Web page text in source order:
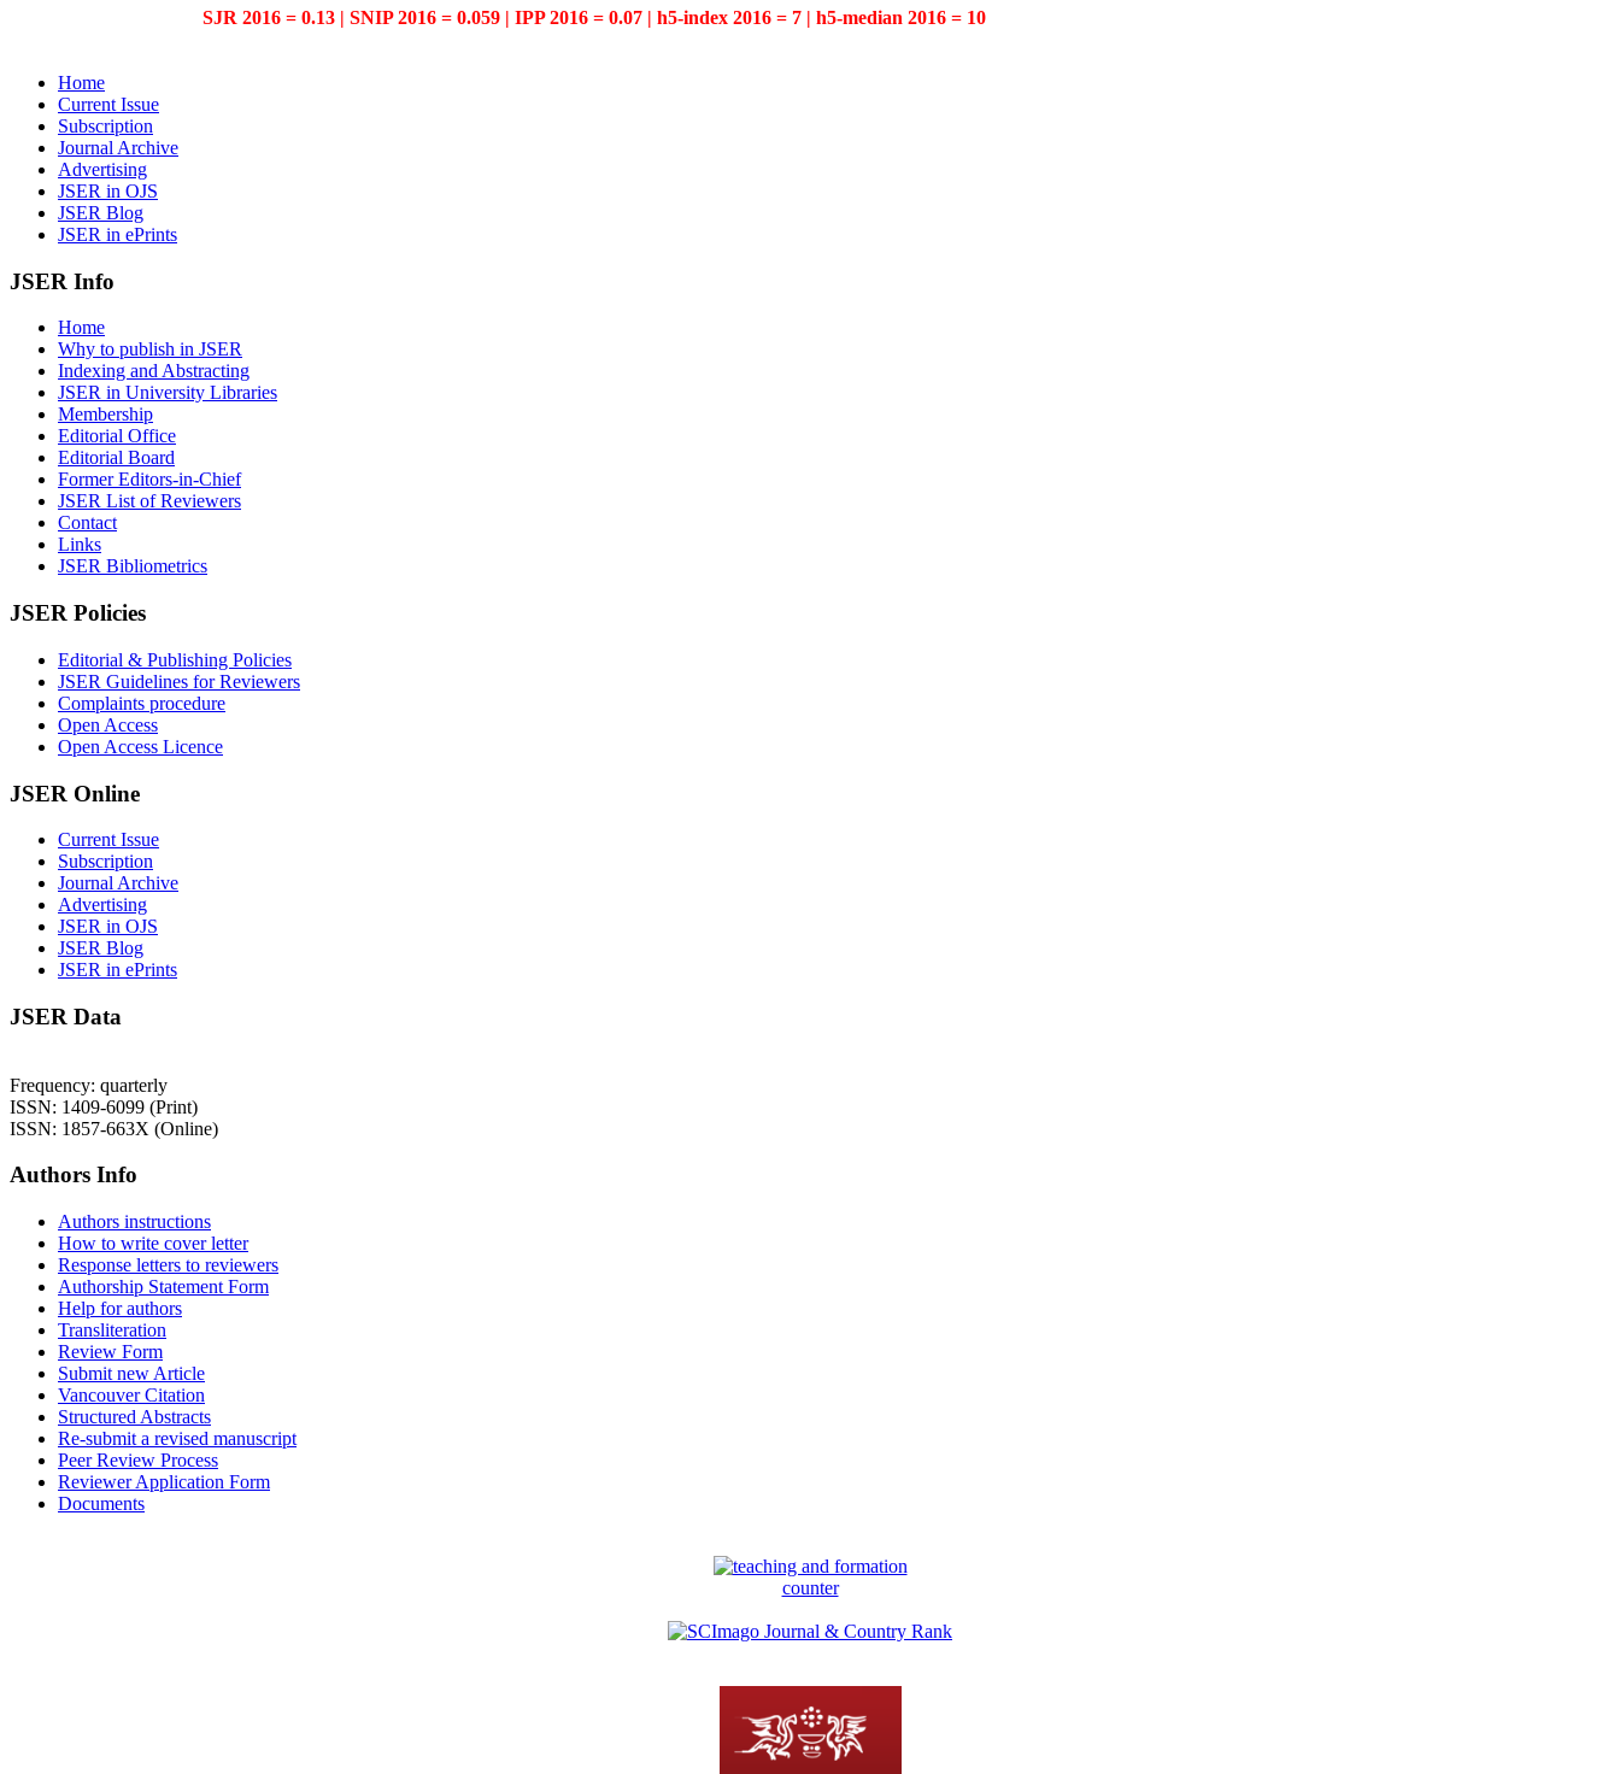
SJR 2016 = 0.13 | SNIP 2016 = 0.059 | IPP 2016 = 0.07 | h5-index 2016 = 7 | h5-median 2016 = 10
Home
Current Issue
Subscription
Journal Archive
Advertising
JSER in OJS
JSER Blog
JSER in ePrints
JSER Info
Home
Why to publish in JSER
Indexing and Abstracting
JSER in University Libraries
Membership
Editorial Office
Editorial Board
Former Editors-in-Chief
JSER List of Reviewers
Contact
Links
JSER Bibliometrics
JSER Policies
Editorial & Publishing Policies
JSER Guidelines for Reviewers
Complaints procedure
Open Access
Open Access Licence
JSER Online
Current Issue
Subscription
Journal Archive
Advertising
JSER in OJS
JSER Blog
JSER in ePrints
JSER Data
Frequency: quarterly
ISSN: 1409-6099 (Print)
ISSN: 1857-663X (Online)
Authors Info
Authors instructions
How to write cover letter
Response letters to reviewers
Authorship Statement Form
Help for authors
Transliteration
Review Form
Submit new Article
Vancouver Citation
Structured Abstracts
Re-submit a revised manuscript
Peer Review Process
Reviewer Application Form
Documents
counter